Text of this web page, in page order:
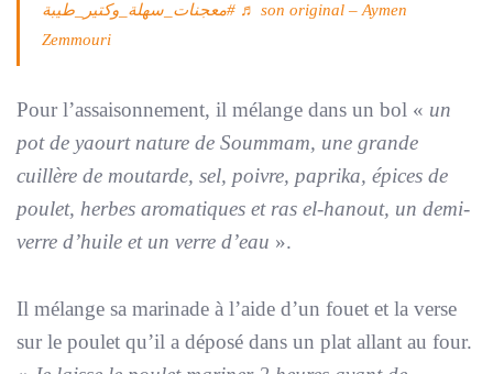
#معجنات_سهلة_وكتير_طيبة ♬ son original – Aymen
Zemmouri
Pour l’assaisonnement, il mélange dans un bol « un
pot de yaourt nature de Soummam, une grande
cuillère de moutarde, sel, poivre, paprika, épices de
poulet, herbes aromatiques et ras el-hanout, un demi-
verre d’huile et un verre d’eau ».
Il mélange sa marinade à l’aide d’un fouet et la verse
sur le poulet qu’il a déposé dans un plat allant au four.